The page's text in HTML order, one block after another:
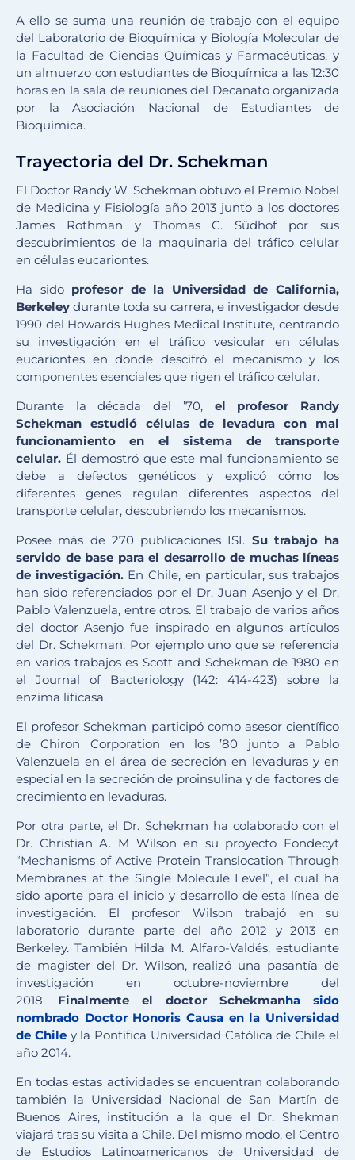
A ello se suma una reunión de trabajo con el equipo
del Laboratorio de Bioquímica y Biología Molecular de
la Facultad de Ciencias Químicas y Farmacéuticas, y
un almuerzo con estudiantes de Bioquímica a las 12:30
horas en la sala de reuniones del Decanato organizada
por la Asociación Nacional de Estudiantes de
Bioquímica.
Trayectoria del Dr. Schekman
El Doctor Randy W. Schekman obtuvo el Premio Nobel
de Medicina y Fisiología año 2013 junto a los doctores
James Rothman y Thomas C. Südhof por sus
descubrimientos de la maquinaria del tráfico celular
en células eucariontes.
Ha sido profesor de la Universidad de California,
Berkeley durante toda su carrera, e investigador desde
1990 del Howards Hughes Medical Institute, centrando
su investigación en el tráfico vesicular en células
eucariontes en donde descifró el mecanismo y los
componentes esenciales que rigen el tráfico celular.
Durante la década del ’70, el profesor Randy
Schekman estudió células de levadura con mal
funcionamiento en el sistema de transporte
celular. Él demostró que este mal funcionamiento se
debe a defectos genéticos y explicó cómo los
diferentes genes regulan diferentes aspectos del
transporte celular, descubriendo los mecanismos.
Posee más de 270 publicaciones ISI. Su trabajo ha
servido de base para el desarrollo de muchas líneas
de investigación.En Chile, en particular, sus trabajos
han sido referenciados por el Dr. Juan Asenjo y el Dr.
Pablo Valenzuela, entre otros. El trabajo de varios años
del doctor Asenjo fue inspirado en algunos artículos
del Dr. Schekman. Por ejemplo uno que se referencia
en varios trabajos es Scott and Schekman de 1980 en
el Journal of Bacteriology (142: 414-423) sobre la
enzima liticasa.
El profesor Schekman participó como asesor científico
de Chiron Corporation en los ’80 junto a Pablo
Valenzuela en el área de secreción en levaduras y en
especial en la secreción de proinsulina y de factores de
crecimiento en levaduras.
Por otra parte, el Dr. Schekman ha colaborado con el
Dr. Christian A. M Wilson en su proyecto Fondecyt
“Mechanisms of Active Protein Translocation Through
Membranes at the Single Molecule Level”, el cual ha
sido aporte para el inicio y desarrollo de esta línea de
investigación. El profesor Wilson trabajó en su
laboratorio durante parte del año 2012 y 2013 en
Berkeley. También Hilda M. Alfaro-Valdés, estudiante
de magister del Dr. Wilson, realizó una pasantía de
investigación en octubre-noviembre del
2018. Finalmente el doctor Schekmanha sido
nombrado Doctor Honoris Causa en la Universidad
de Chiley la Pontifica Universidad Católica de Chile el
año 2014.
En todas estas actividades se encuentran colaborando
también la Universidad Nacional de San Martín de
Buenos Aires, institución a la que el Dr. Shekman
viajará tras su visita a Chile. Del mismo modo, el Centro
de Estudios Latinoamericanos de Universidad de